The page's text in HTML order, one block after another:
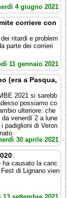
4 giugno 2021
corriere con
ritardi e problem
parte dei corrieri
11 gennaio 2021
(era a Pasqua,
2021 si sarebb
possiamo co
ulteriore: che
venerdì 2 a lune
padiglioni di Veron
30 aprile 2021
ha causato la canc
di Lignano vien